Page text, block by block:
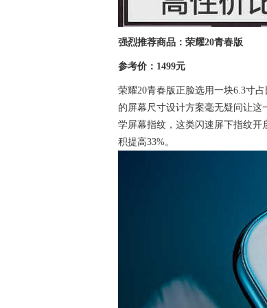
强烈推荐商品：荣耀20青春版
参考价：1499元
荣耀20青春版正脸选用一块6.3寸
的屏幕尺寸设计方案毫无疑问让
学屏幕指纹，这类闪速屏下指纹开
积提高33%。